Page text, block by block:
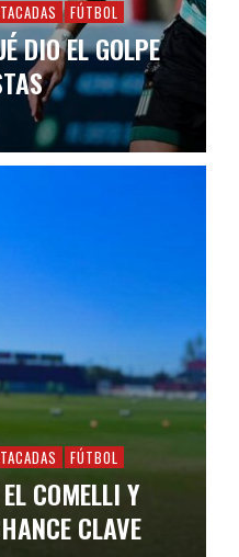
FÚTBOL
DIO EL GOLPE
FÚTBOL
COMELLI Y
CLAVE